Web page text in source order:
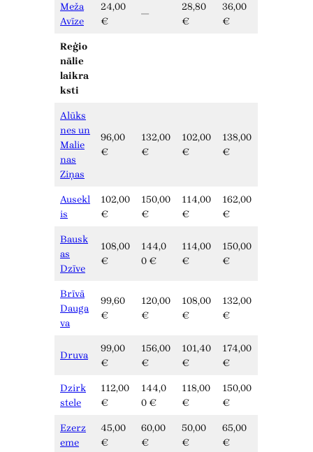
Meža
Avīze
24,00
€
—
28,80
€
36,00
€
Reģio
nālie
laikra
ksti
Alūks
nes un
Malie
nas
Ziņas
96,00
€
132,00
€
102,00
€
138,00
€
Ausekl
is
102,00
€
150,00
€
114,00
€
162,00
€
Bausk
as
Dzīve
108,00
€
144,0
0 €
114,00
€
150,00
€
Brīvā
Dauga
va
99,60
€
120,00
€
108,00
€
132,00
€
Druva
99,00
€
156,00
€
101,40
€
174,00
€
Dzirk
stele
112,00
€
144,0
0 €
118,00
€
150,00
€
Ezerz
eme
45,00
€
60,00
€
50,00
€
65,00
€